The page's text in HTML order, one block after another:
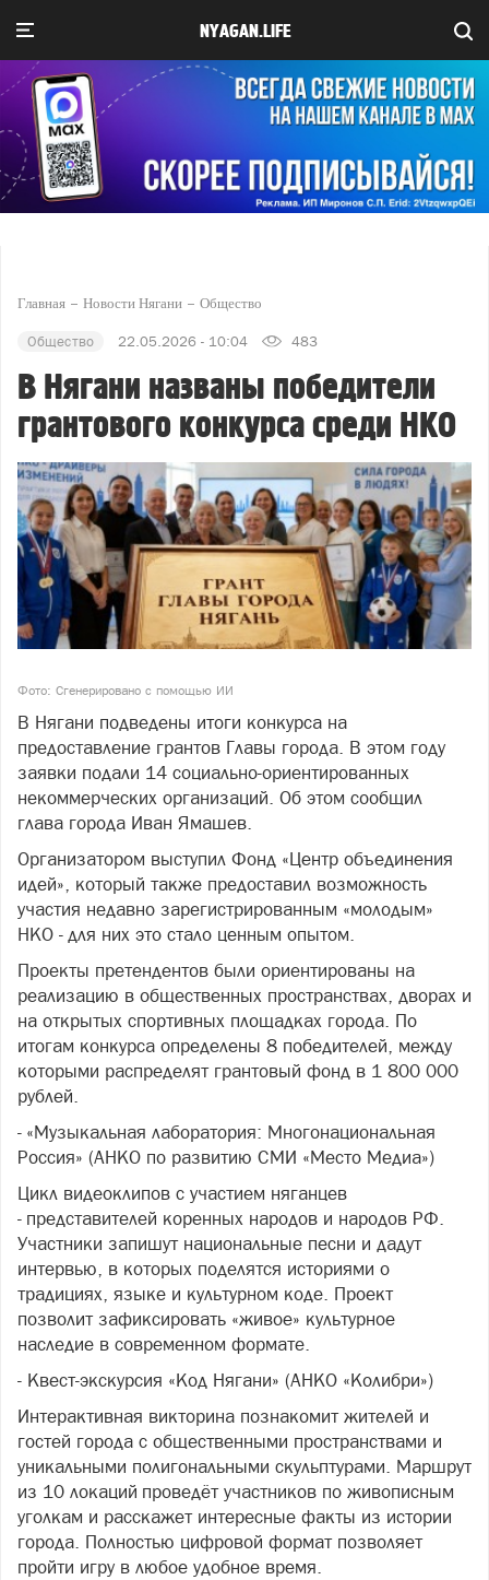
NYAGAN.LIFE
Главная Новости Нягани Общество
Общество 22.05.2026 - 10:04 483
В Нягани названы победители
грантового конкурса среди НКО
Фото: Сгенерировано с помощью ИИ
В Нягани подведены итоги конкурса на
предоставление грантов Главы города. В этом году
заявки подали 14 социально-ориентированных
некоммерческих организаций. Об этом сообщил
глава города Иван Ямашев.
Организатором выступил Фонд «Центр объединения
идей», который также предоставил возможность
участия недавно зарегистрированным «молодым»
НКО - для них это стало ценным опытом.
Проекты претендентов были ориентированы на
реализацию в общественных пространствах, дворах и
на открытых спортивных площадках города. По
итогам конкурса определены 8 победителей, между
которыми распределят грантовый фонд в 1 800 000
рублей.
- «Музыкальная лаборатория: Многонациональная
Россия» (АНКО по развитию СМИ «Место Медиа»)
Цикл видеоклипов с участием няганцев
- представителей коренных народов и народов РФ.
Участники запишут национальные песни и дадут
интервью, в которых поделятся историями о
традициях, языке и культурном коде. Проект
позволит зафиксировать «живое» культурное
наследие в современном формате.
- Квест-экскурсия «Код Нягани» (АНКО «Колибри»)
Интерактивная викторина познакомит жителей и
гостей города с общественными пространствами и
уникальными полигональными скульптурами. Маршрут
из 10 локаций проведёт участников по живописным
уголкам и расскажет интересные факты из истории
города. Полностью цифровой формат позволяет
пройти игру в любое удобное время.